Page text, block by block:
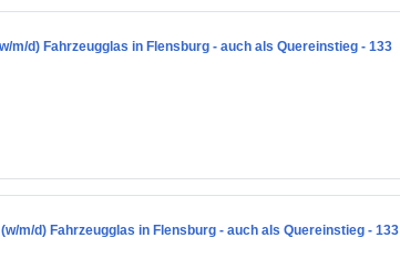
m/d) Fahrzeugglas in Flensburg - auch als Quereinstieg - 133
m/d) Fahrzeugglas in Flensburg - auch als Quereinstieg - 133